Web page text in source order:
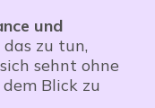
und
zu tun,
sehnt ohne
Blick zu